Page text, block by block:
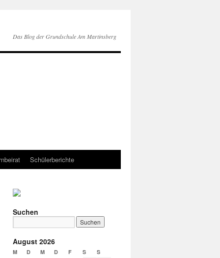
Das Blog der Grundschule Am Martinsberg
Schülerberichte
Suchen
August 2026
M D M D F S S